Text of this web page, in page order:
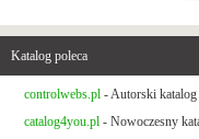
Katalog poleca
controlwebs.pl - Autorski katalog
catalog4you.pl - Nowoczesny